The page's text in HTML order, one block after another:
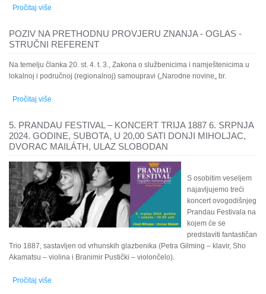
Pročitaj više
POZIV NA PRETHODNU PROVJERU ZNANJA - OGLAS -
STRUČNI REFERENT
Na temelju članka 20. st. 4. t. 3., Zakona o službenicima i namještenicima u
lokalnoj i područnoj (regionalnoj) samoupravi („Narodne novine„ br.
Pročitaj više
5. PRANDAU FESTIVAL – KONCERT TRIJA 1887 6. SRPNJA
2024. GODINE, SUBOTA, U 20,00 SATI DONJI MIHOLJAC,
DVORAC MAILÁTH, ULAZ SLOBODAN
S osobitim veseljem
najavljujemo treći
koncert ovogodišnjeg
Prandau Festivala na
kojem će se
predstaviti fantastičan
Trio 1887, sastavljen od vrhunskih glazbenika (Petra Gilming – klavir, Sho
Akamatsu – violina i Branimir Pustički – violončelo).
Pročitaj više